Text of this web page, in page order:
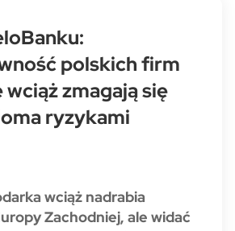
polskich firm
wciąż zmagają się
ryzykami
wciąż nadrabia
Zachodniej, ale widać